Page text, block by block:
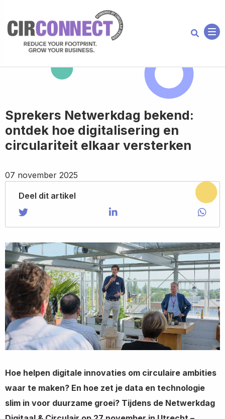
Sprekers Netwerkdag bekend:
ontdek hoe digitalisering en
circulariteit elkaar versterken
07 november 2025
Deel dit artikel
Share on Twitter
Share
on
Share on LinkedIn
Share
on
via
Hoe helpen digitale innovaties om circulaire ambities
waar te maken? En hoe zet je data en technologie
slim in voor duurzame groei? Tijdens de Netwerkdag